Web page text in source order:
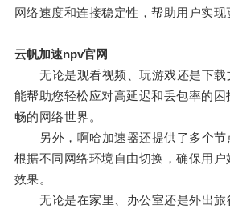
网络速度和连接稳定性，帮助用户实现
云帆加速npv官网
无论是观看视频、玩游戏还是下载
能帮助您轻松应对高延迟和丢包率的
畅的网络世界。
另外，啊哈加速器还提供了多个节
根据不同网络环境自由切换，确保用
效果。
无论是在家里、办公室还是外出旅